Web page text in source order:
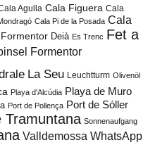
Agulla Cala Figuera Cala
Cala Pi de la Posada Cala
Deià Es Trenc Fet a
Formentor
La Seu Leuchtturm Olivenöl
Playa d'Alcúdia Playa de Muro
Port de Pollença Port de Sóller
Tramuntana Sonnenaufgang
Valldemossa WhatsApp